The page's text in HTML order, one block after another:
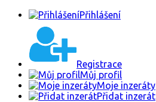
Přihlášení
Registrace
Můj profil
Moje inzeráty
Přidat inzerát